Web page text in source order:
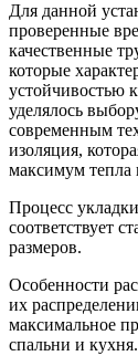
Для данной
проверенные
качественные
которые
устойчивостью
уделялось
современным
изоляция,
максимум
Процесс
соответствует
размеров.
Особенности
их
максимальное
спальни и кухня.